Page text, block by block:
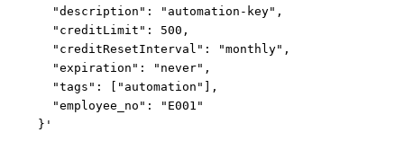
    "description": "automation-key",
    "creditLimit": 500,
    "creditResetInterval": "monthly",
    "expiration": "never",
    "tags": ["automation"],
    "employee_no": "E001"